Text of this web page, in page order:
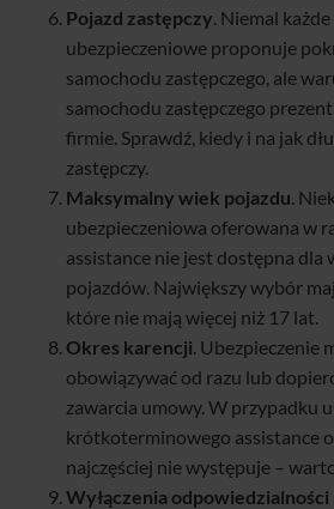
Pojazd zastępczy. Niemal
ubezpieczeniowe proponuje
samochodu zastępczego, ale
samochodu zastępczego
firmie. Sprawdź, kiedy i na jak
zastępczy.
Maksymalny wiek pojazdu.
ubezpieczeniowa oferowana w
assistance nie jest dostępna dla
pojazdów. Największy wybór
które nie mają więcej niż 17 lat.
Okres karencji. Ubezpieczenie
obowiązywać od razu lub
zawarcia umowy. W przypadku
krótkoterminowego assistance
najczęściej nie występuje –
Wyłączenia